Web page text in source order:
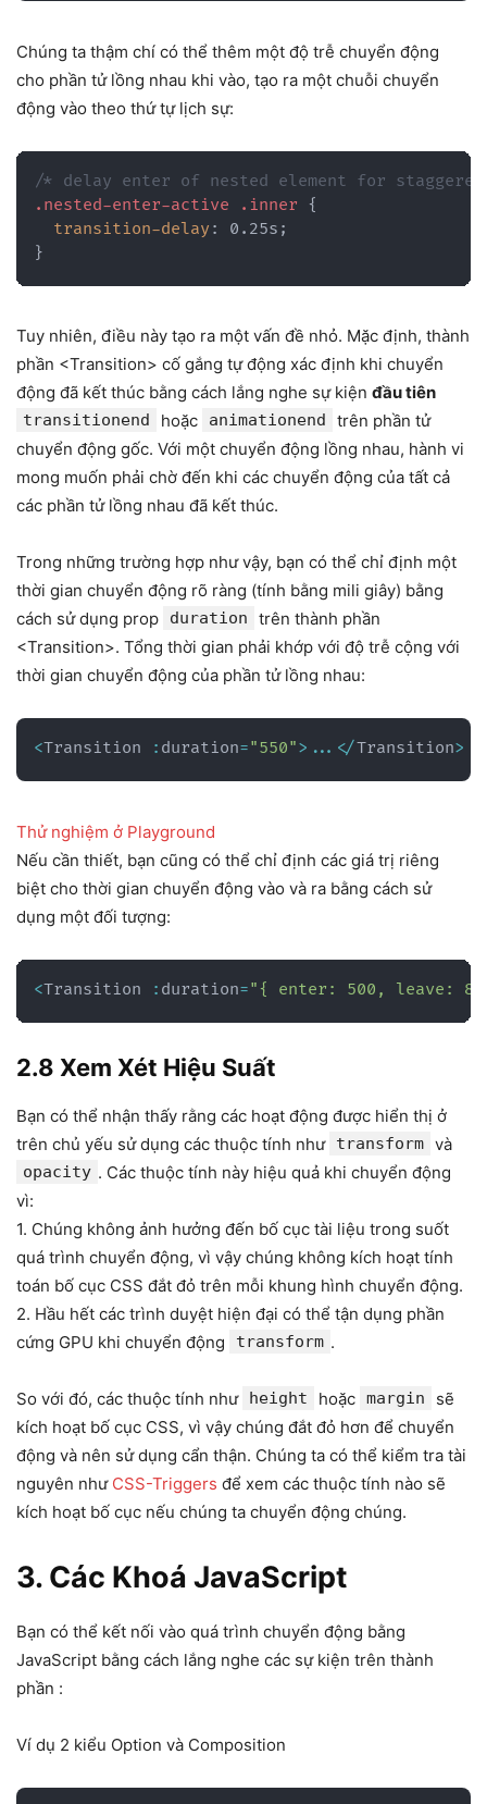
Chúng ta thậm chí có thể thêm một độ trễ chuyển động
cho phần tử lồng nhau khi vào, tạo ra một chuỗi chuyển
động vào theo thứ tự lịch sự:
/* delay enter of nested element for
.nested-enter-active .inner {
transition-delay : 0.25s ;
}
Tuy nhiên, điều này tạo ra một vấn đề nhỏ. Mặc định, thành
phần <Transition> cố gắng tự động xác định khi chuyển
động đã kết thúc bằng cách lắng nghe sự kiện đầu tiên
transitionend hoặc animationend
trên phần tử
chuyển động gốc. Với một chuyển động lồng nhau, hành vi
mong muốn phải chờ đến khi các chuyển động của tất cả
các phần tử lồng nhau đã kết thúc.
Trong những trường hợp như vậy, bạn có thể chỉ định một
thời gian chuyển động rõ ràng (tính bằng mili giây) bằng
cách sử dụng prop
duration
trên thành phần
<Transition>. Tổng thời gian phải khớp với độ trễ cộng với
thời gian chuyển động của phần tử lồng nhau:
<Transition : duration="550"> ... </Transition>
Thửnghiệm ở Playground
Nếu cần thiết, bạn cũng có thể chỉ định các giá trị riêng
biệt cho thời gian chuyển động vào và ra bằng cách sử
dụng một đối tượng:
<Transition : duration="{ enter: 500, leave:
2.8 Xem Xét Hiệu Suất
Bạn có thể nhận thấy rằng các hoạt động được hiển thị ở
trên chủ yếu sử dụng các thuộc tính như transform và
opacity . Các thuộc tính này hiệu quả khi chuyển động
vì:
1. Chúng không ảnh hưởng đến bố cục tài liệu trong suốt
quá trình chuyển động, vì vậy chúng không kích hoạt tính
toán bố cục CSS đắt đỏ trên mỗi khung hình chuyển động.
2. Hầu hết các trình duyệt hiện đại có thể tận dụng phần
cứng GPU khi chuyển động
transform .
So với đó, các thuộc tính như height hoặc margin
sẽ
kích hoạt bố cục CSS, vì vậy chúng đắt đỏ hơn để chuyển
động và nên sử dụng cẩn thận. Chúng ta có thể kiểm tra tài
nguyên như CSS-Triggers để xem các thuộc tính nào sẽ
kích hoạt bố cục nếu chúng ta chuyển động chúng.
3. Các Khoá JavaScript
Bạn có thể kết nối vào quá trình chuyển động bằng
JavaScript bằng cách lắng nghe các sự kiện trên thành
phần :
Ví dụ 2 kiểu Option và Composition